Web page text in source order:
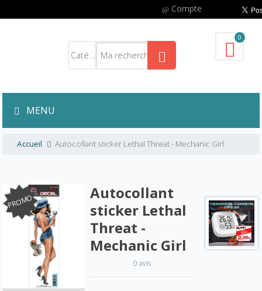
Compte
0
MENU
Accueil Autocollant sticker Lethal Threat - Mechanic Girl
PROMO
Autocollant
sticker Lethal
Threat -
Mechanic Girl
0 avis